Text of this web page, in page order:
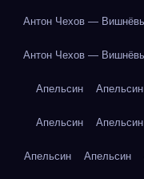
Антон Чехов —
Антон Чехов —
Апельсин Апельсин
Апельсин Апельсин
Апельсин Апельсин